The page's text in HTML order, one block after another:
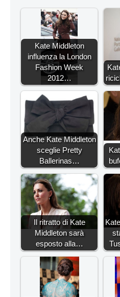
Kate Middleton
influenza la London
Fashion Week
2012…
Anche Kate Middleton
sceglie Pretty
Ballerinas…
Il ritratto di Kate
Middleton sarà
esposto alla…